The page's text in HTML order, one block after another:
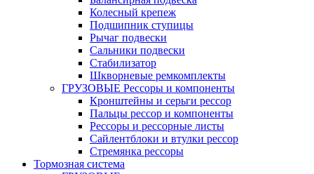
Колесный крепеж
Подшипник ступицы
Рычаг подвески
Сальники подвески
Стабилизатор
Шкворневые ремкомплекты
ГРУЗОВЫЕ Рессоры и компоненты
Кронштейны и серьги рессор
Пальцы рессор и компоненты
Рессоры и рессорные листы
Сайлентблоки и втулки рессор
Стремянка рессоры
Тормозная система